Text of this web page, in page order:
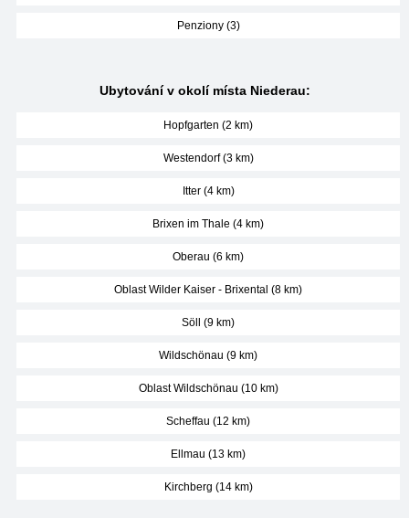
Penziony (3)
Ubytování v okolí místa Niederau:
Hopfgarten (2 km)
Westendorf (3 km)
Itter (4 km)
Brixen im Thale (4 km)
Oberau (6 km)
Oblast Wilder Kaiser - Brixental (8 km)
Söll (9 km)
Wildschönau (9 km)
Oblast Wildschönau (10 km)
Scheffau (12 km)
Ellmau (13 km)
Kirchberg (14 km)